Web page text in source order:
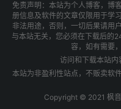
免责声明：本站为个人博客，博
册信息及软件的文章仅限用于学
非法用途，否则，一切后果请用
与本站无关，您必须在下载后的
容，如有需要
访问和下载本站内
本站为非盈利性站点，不贩卖软
Copyright © 2021 枫